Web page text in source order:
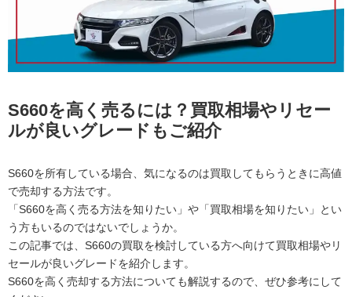
S660を高く売るには？買取相場やリセー
ルが良いグレードもご紹介
S660を所有している場合、気になるのは買取してもらうときに高値
で売却する方法です。
「S660を高く売る方法を知りたい」や「買取相場を知りたい」とい
う方もいるのではないでしょうか。
この記事では、S660の買取を検討している方へ向けて買取相場やリ
セールが良いグレードを紹介します。
S660を高く売却する方法についても解説するので、ぜひ参考にして